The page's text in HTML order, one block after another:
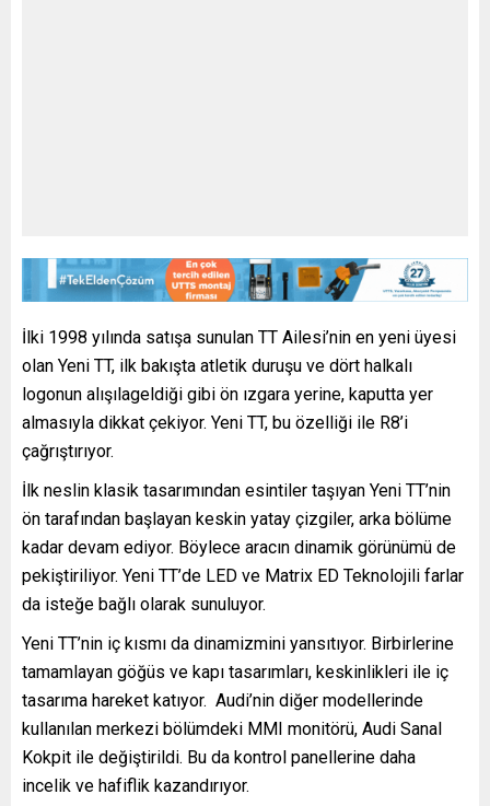
İlki 1998 yılında satışa sunulan TT Ailesi’nin en yeni üyesi
olan Yeni TT, ilk bakışta atletik duruşu ve dört halkalı
logonun alışılageldiği gibi ön ızgara yerine, kaputta yer
almasıyla dikkat çekiyor. Yeni TT, bu özelliği ile R8’i
çağrıştırıyor.
İlk neslin klasik tasarımından esintiler taşıyan Yeni TT’nin
ön tarafından başlayan keskin yatay çizgiler, arka bölüme
kadar devam ediyor. Böylece aracın dinamik görünümü de
pekiştiriliyor. Yeni TT’de LED ve Matrix ED Teknolojili farlar
da isteğe bağlı olarak sunuluyor.
Yeni TT’nin iç kısmı da dinamizmini yansıtıyor. Birbirlerine
tamamlayan göğüs ve kapı tasarımları, keskinlikleri ile iç
tasarıma hareket katıyor. Audi’nin diğer modellerinde
kullanılan merkezi bölümdeki MMI monitörü, Audi Sanal
Kokpit ile değiştirildi. Bu da kontrol panellerine daha
incelik ve hafiflik kazandırıyor.